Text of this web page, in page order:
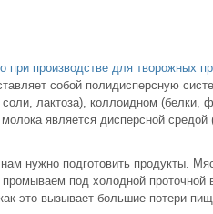
при производстве для творожных
собой полидисперсную
лактоза), коллоидном (белки,
является дисперсной средой
нужно подготовить продукты.
под холодной проточной
это вызывает большие потери